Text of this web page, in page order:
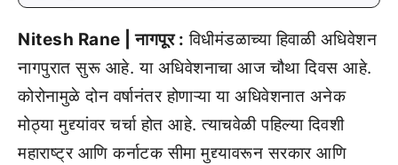
Nitesh Rane | नागपूर : विधीमंडळाच्या हिवाळी अधिवेशन
नागपुरात सुरू आहे. या अधिवेशनाचा आज चौथा दिवस आहे.
कोरोनामुळे दोन वर्षानंतर होणाऱ्या या अधिवेशनात अनेक
मोठ्या मुद्द्यांवर चर्चा होत आहे. त्याचवेळी पहिल्या दिवशी
महाराष्ट्र आणि कर्नाटक सीमा मुद्द्यावरून सरकार आणि